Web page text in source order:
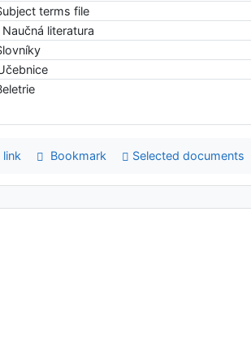
terms file
literatura
link Bookmark Selected documents